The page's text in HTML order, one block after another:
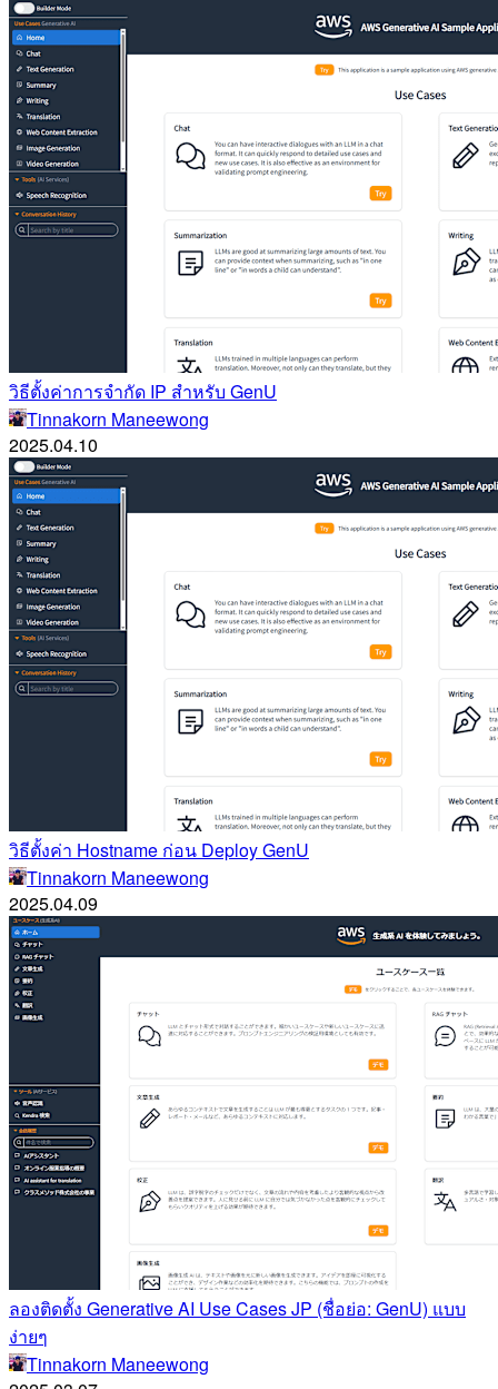
วิธีตั้งค่าการจำกัด IP สำหรับ GenU
Tinnakorn Maneewong
2025.04.10
วิธีตั้งค่า Hostname ก่อน Deploy GenU
Tinnakorn Maneewong
2025.04.09
ลองติดตั้ง Generative AI Use Cases JP (ชื่อย่อ: GenU) แบบ
ง่ายๆ
Tinnakorn Maneewong